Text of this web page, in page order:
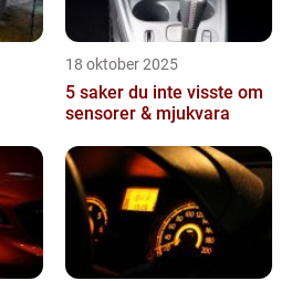
18 oktober 2025
5 saker du inte visste om
sensorer & mjukvara